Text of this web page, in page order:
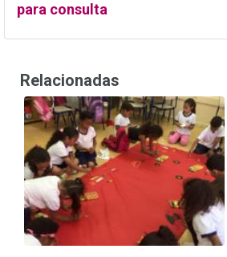
para consulta
Relacionadas